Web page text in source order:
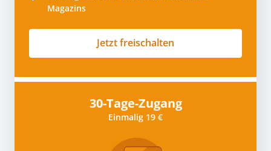
Magazins
Jetzt freischalten
30-Tage-Zugang
Einmalig 19 €